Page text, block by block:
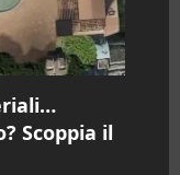
Scoppia il